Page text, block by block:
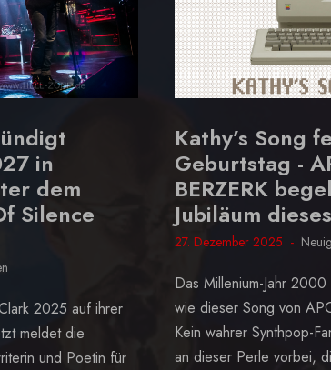
in
dem
Silence
2025 auf ihrer
meldet die
und Poetin für
Kathy’s Song
Geburtstag -
BERZERK
Jubiläum
27. Dezember 2025
Das Millenium-Jahr
wie dieser Song von
Kein wahrer Synthpop-
an dieser Perle vorbei,